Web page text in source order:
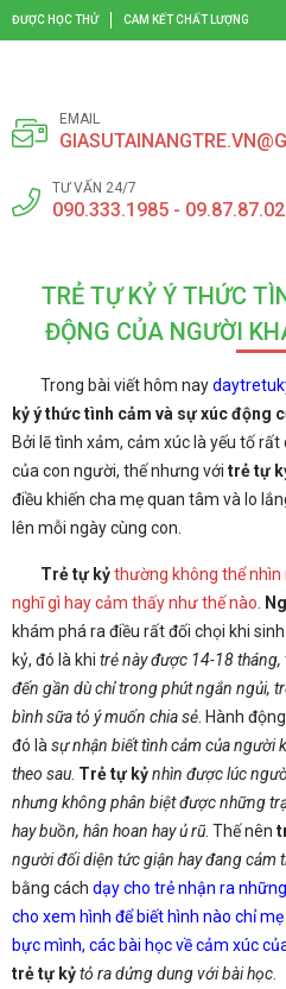
ĐƯỢC HỌC THỬ CAM KẾT CHẤT LƯỢNG
EMAIL
TƯ VẤN 24/7
090.333.1985 -
TRẺ TỰ KỶ Ý THỨC
ĐỘNG CỦA NGƯỜI
Trong bài viết hôm nay
kỷ ý thức tình cảm và sự xúc động
Bởi lẽ tình xảm, cảm xúc là yếu tố
của con người, thế nhưng với trẻ tự
điều khiến cha mẹ quan tâm và lo
lên mỗi ngày cùng con.
Trẻ tự kỷthường không thể
nghĩ gì hay cảm thấy như thế nào
khám phá ra điều rất đối chọi khi
kỷ, đó là khi trẻ này được 14-18
đến gần dù chỉ trong phút ngắn ngủi,
bình sữa tỏ ý muốn chia sẻ . Hành
đó là sự nhận biết tình cảm của người
theo sau Trẻ tự kỷnhìn được lúc
nhưng không phân biệt được những
hay buồn, hân hoan hay ủ rũ . Thế nên
người đối diện tức giận hay đang cảm
bằng cách dạy cho trẻ nhận ra
cho xem hình để biết hình nào chỉ
bực mình, các bài học về cảm xúc
trẻ tự kỷtỏ ra dửng dung với bài học